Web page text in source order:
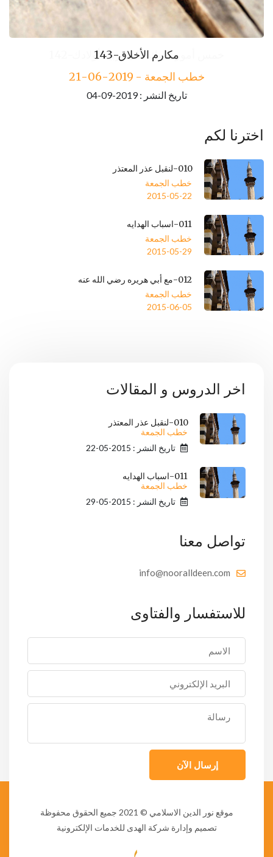
143-مكارم الأخلاق
خطب الجمعة - 2019-06-21
تاريخ النشر : 2019-09-04
اخترنا لكم
010-لنقبل عذر المعتذر
خطب الجمعة
2015-05-22
011-اسباب الهدايه
خطب الجمعة
2015-05-29
012-مع أبي هريره رضي الله عنه
خطب الجمعة
2015-06-05
اخر الدروس و المقالات
010-لنقبل عذر المعتذر
خطب الجمعة
تاريخ النشر : 2015-05-22
011-اسباب الهدايه
خطب الجمعة
تاريخ النشر : 2015-05-29
تواصل معنا
info@nooralldeen.com
للاستفسار والفتاوى
إرسال الآن
موقع نور الدين الاسلامي © 2021 جميع الحقوق محفوظة
تصميم وإدارة شركة الهدى للخدمات الإلكترونية